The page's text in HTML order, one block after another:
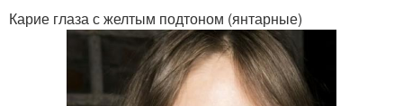
Карие глаза с желтым подтоном (янтарные)